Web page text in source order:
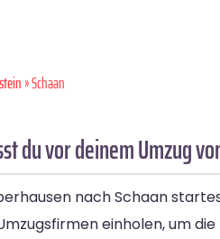
» Schaan
du vor deinem Umzug
nach Schaan
einholen, um